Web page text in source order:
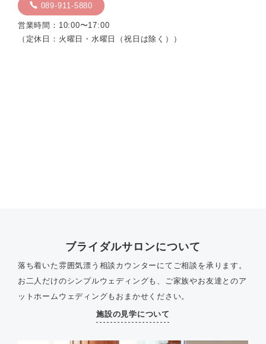
089-911-5880
営業時間：10:00〜17:00
（定休日：火曜日・水曜日（祝日は除く））
ブライダルサロンについて
落ち着いた雰囲気漂う相談カウンターにてご相談を承ります。
お二人だけのシンプルウェディングも、ご家族やお友達とのア
ットホームウェディングもおまかせください。
施設の見学について